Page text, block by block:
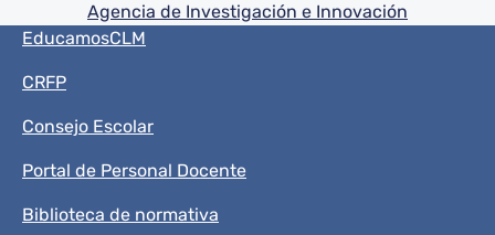
Agencia de Investigación e Innovación
Menú del pie
EducamosCLM
CRFP
Consejo Escolar
Portal de Personal Docente
Biblioteca de normativa